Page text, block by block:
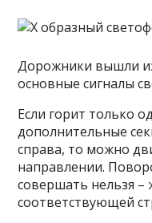
Дорожники вышли
основные сигналы
Если горит только
дополнительные
справа, то можно
направлении.
совершать нельзя –
соответствующей